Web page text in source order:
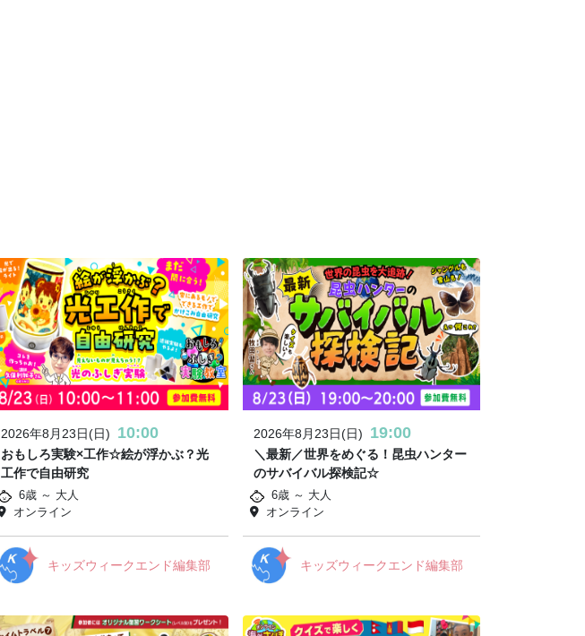
2026年8月23日(日) 10:00
おもしろ実験×工作☆絵が浮かぶ？光
工作で自由研究
6歳 ～ 大人
オンライン
キッズウィークエンド編集部
2026年8月23日(日) 19:00
＼最新／世界をめぐる！昆虫ハンター
のサバイバル探検記☆
6歳 ～ 大人
オンライン
キッズウィークエンド編集部